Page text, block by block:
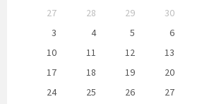
calendar
27 28 29 30
3
4 5 6
10
11 12 13
17
18 19 20
24
25 26 27